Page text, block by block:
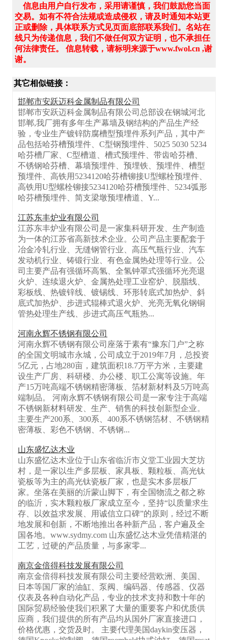
信息由用户自行发布，采用请谨慎，我们鼓励您当面
交易。如有不符合法规或造成侵权，请及时通知本站更
正或删除，具体联系方式见页面底部联系我们。名站在
线只为传递信息，我们不做任何双方证明，也不承担任
何法律责任。 信息转载，请标明来源于www.fwol.cn ,谢
谢。
其它相似链接：
邯郸市安跃迈科金属制品有限公司
邯郸市安跃迈科金属制品有限公司总部设在钢城河北
邯郸,我厂拥有多年生产幕墙及钢结构的产品生产经
验，专业生产镀锌防腐槽型预埋件系列产品，其中产
品包括哈芬槽预埋件、C型钢预埋件、5025 5030 5234
哈芬槽厂家、C型槽道、槽式预埋件、带齿哈芬槽、
不锈钢哈芬槽、幕墙预埋件、预埋铁、预埋件、槽型
预埋件、高铁用5234120哈芬槽铆接U型螺栓预埋件、
高铁用U型螺栓铆接5234120哈芬槽预埋件、5234弧形
哈芬槽预埋件、简支梁墩预埋槽道、Y...
江苏东丰炉业有限公司
江苏东丰炉业有限公司是一家集科研开发、生产制造
为一体的江苏省高新技术企业。公司产品主要配套于
冶金冷轧行业、无缝钢管行业、高压气瓶行业、汽车
发动机行业、铸锻行业、有色金属热处理等行业。公
司主要产品有强循环高氢、全氢钟罩式强循环光亮退
火炉、连续退火炉、金属热处理工业窑炉、脱脂线、
彩板线、热镀锌线、镀锡线、环形转底式加热炉、斜
底式加热炉、步进式辊棒式退火炉、光亮无氧化钢铜
管热处理生产线、步进式高压气瓶热...
河南永辉不锈钢有限公司
河南永辉不锈钢有限公司座落于素有“豫东门户”之称
的全国文明城市永城，公司成立于2019年7月，总投资
5亿元，占地280亩，建筑面积18.7万平方米，主要建
设生产厂房、科研楼、办公楼、职工公寓等设施。年
产15万吨高端不锈钢精密薄板、箔材新材料及5万吨高
端制品。 河南永辉不锈钢有限公司是一家专注于高端
不锈钢新材料研发、生产、销售的科技创新型企业。
主要生产200系、300系、400系不锈钢箔材、不锈钢精
密薄板、彩色不锈钢、不锈钢...
山东盛忆达木业
山东盛忆达木业位于山东省临沂市义堂工业园大芝坊
村，是一家以生产多层板、家具板、颗粒板、高光钛
瓷板等为主的高光钛瓷板厂家，也是实木多层板厂
家。坐落在美丽的沂蒙山脚下，有全国物流之都之称
的临沂，实木颗粒板厂家成立至今，坚持“以质量求生
存、以效益求发展、用诚信立口碑”的原则，经过不断
地发展和创新，不断地推出各种新产品，客户遍及全
国各地。www.sydmy.com 山东盛忆达木业凭借精湛的
工艺，过硬的产品质量，与多家零...
南京金倍得科技发展有限公司
南京金倍得科技发展有限公司主要经营欧洲、美国、
日本等国厂家的油缸、泵阀、编码器、传感器、仪器
仪表及各种自动化产品，专业的技术支持和数十年的
国际贸易经验使我们积累了大量的重要客户和优质供
应商，我们提供的所有产品均从国外厂家直接进口，
价格优惠，交货及时。 主要代理美国daykin变压器，